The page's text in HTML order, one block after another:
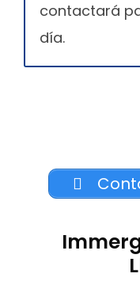
contactará
día.